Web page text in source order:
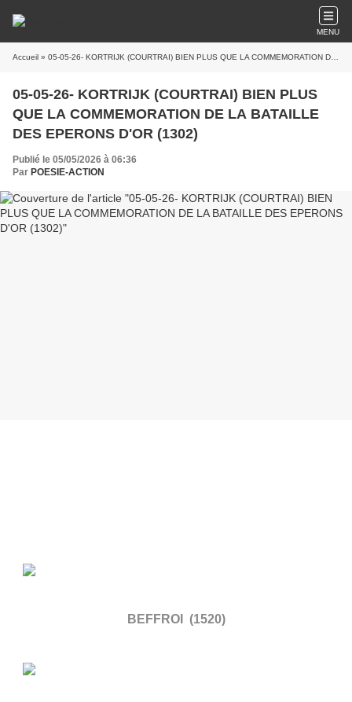
MENU
Accueil » 05-05-26- KORTRIJK (COURTRAI) BIEN PLUS QUE LA COMMEMORATION DE LA BATAILLE DES EPERONS D'OR (1302)
05-05-26- KORTRIJK (COURTRAI) BIEN PLUS
QUE LA COMMEMORATION DE LA BATAILLE
DES EPERONS D'OR (1302)
Publié le 05/05/2026 à 06:36
Par POESIE-ACTION
BEFFROI (1520)